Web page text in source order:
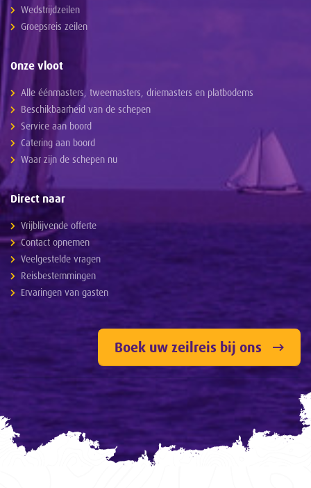
Wedstrijdzeilen
Groepsreis zeilen
Onze vloot
Alle éénmasters, tweemasters, driemasters en platbodems
Beschikbaarheid van de schepen
Service aan boord
Catering aan boord
Waar zijn de schepen nu
Direct naar
Vrijblijvende offerte
Contact opnemen
Veelgestelde vragen
Reisbestemmingen
Ervaringen van gasten
Boek uw zeilreis bij ons